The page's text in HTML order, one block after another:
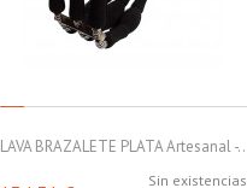
LAVA BRAZALETE PLATA Artesanal -
Sin existencias